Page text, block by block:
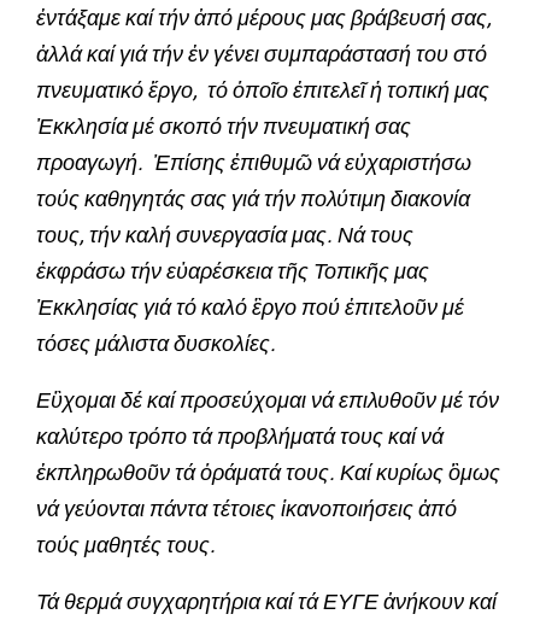
ἐντάξαμε καί τήν ἀπό μέρους μας βράβευσή σας,
ἀλλά καί γιά τήν ἐν γένει συμπαράστασή του στό
πνευματικό ἔργο, τό ὁποῖο ἐπιτελεῖ ἡ τοπική μας
Ἐκκλησία μέ σκοπό τήν πνευματική σας
προαγωγή. Ἐπίσης ἐπιθυμῶ νά εὐχαριστήσω
τούς καθηγητάς σας γιά τήν πολύτιμη διακονία
τους, τήν καλή συνεργασία μας. Νά τους
ἐκφράσω τήν εὐαρέσκεια τῆς Τοπικῆς μας
Ἐκκλησίας γιά τό καλό ἒργο πού ἐπιτελοῦν μέ
τόσες μάλιστα δυσκολίες.
Εὒχομαι δέ καί προσεύχομαι νά επιλυθοῦν μέ τόν
καλύτερο τρόπο τά προβλήματά τους καί νά
ἐκπληρωθοῦν τά ὁράματά τους. Καί κυρίως ὃμως
νά γεύονται πάντα τέτοιες ἱκανοποιήσεις ἀπό
τούς μαθητές τους.
Τά θερμά συγχαρητήρια καί τά ΕΥΓΕ ἀνήκουν καί